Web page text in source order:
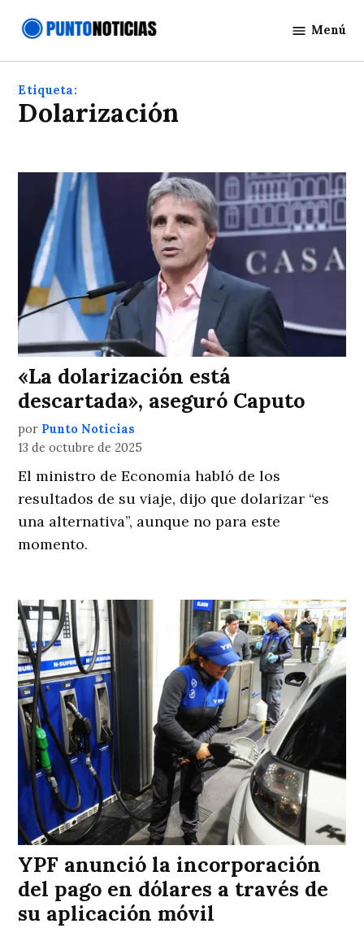
Noticias
Menú
Etiqueta:
dolarización
«La dolarización está
descartada», aseguró Caputo
por Punto Noticias
13 de octubre de 2025
El ministro de Economía habló de los
resultados de su viaje, dijo que dolarizar “es
una alternativa”, aunque no para este
momento.
YPF anunció la incorporación
del pago en dólares a través de
su aplicación móvil